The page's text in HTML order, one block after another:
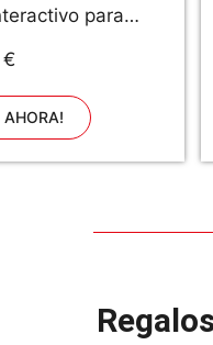
para
Juguete para
€
AHORA!